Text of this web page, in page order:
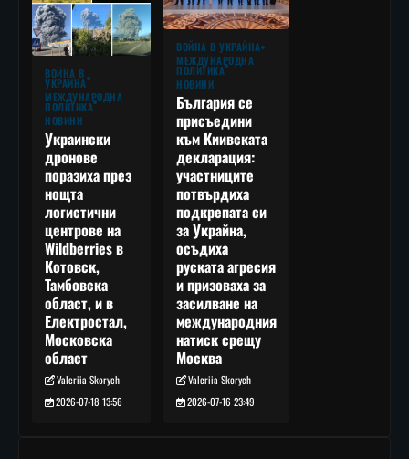
ВОЙНА В
УКРАЙНА
МЕЖДУНАРОДНА
ПОЛИТИКА
НОВИНИ
Украински
дронове
поразиха през
нощта
логистични
центрове на
Wildberries в
Котовск,
Тамбовска
област, и в
Електростал,
Московска
област
Valeriia Skorych
2026-07-18 13:56
ВОЙНА В УКРАЙНА
МЕЖДУНАРОДНА
ПОЛИТИКА
НОВИНИ
България се
присъедини
към Киивската
декларация:
участниците
потвърдиха
подкрепата си
за Украйна,
осъдиха
руската агресия
и призоваха за
засилване на
международния
натиск срещу
Москва
Valeriia Skorych
2026-07-16 23:49